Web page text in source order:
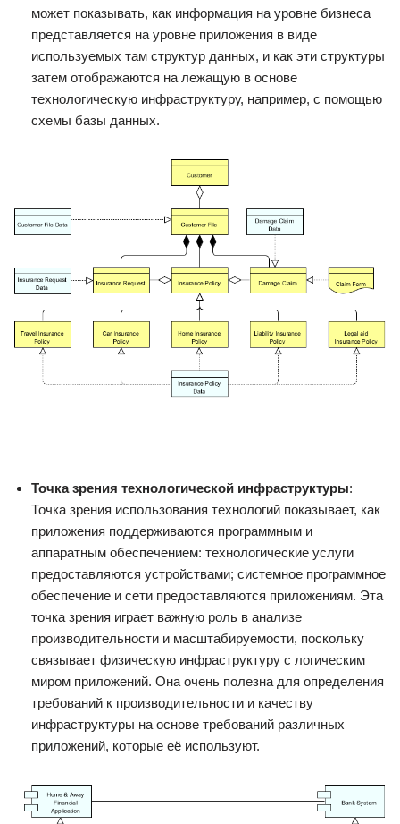
может показывать, как информация на уровне бизнеса
представляется на уровне приложения в виде
используемых там структур данных, и как эти структуры
затем отображаются на лежащую в основе
технологическую инфраструктуру, например, с помощью
схемы базы данных.
Точка зрения технологической инфраструктуры:
Точка зрения использования технологий показывает, как
приложения поддерживаются программным и
аппаратным обеспечением: технологические услуги
предоставляются устройствами; системное программное
обеспечение и сети предоставляются приложениям. Эта
точка зрения играет важную роль в анализе
производительности и масштабируемости, поскольку
связывает физическую инфраструктуру с логическим
миром приложений. Она очень полезна для определения
требований к производительности и качеству
инфраструктуры на основе требований различных
приложений, которые её используют.